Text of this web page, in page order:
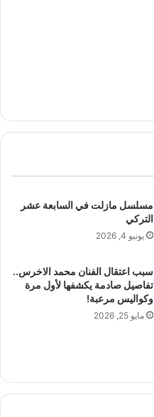
مسلسل مازلت في السابعة عشر
التركي
يونيو 4, 2026
سبب اعتقال الفنان محمد الاخرس..
تفاصيل صادمة يكشفها لأول مرة
وكواليس مرعبة!
مايو 25, 2026